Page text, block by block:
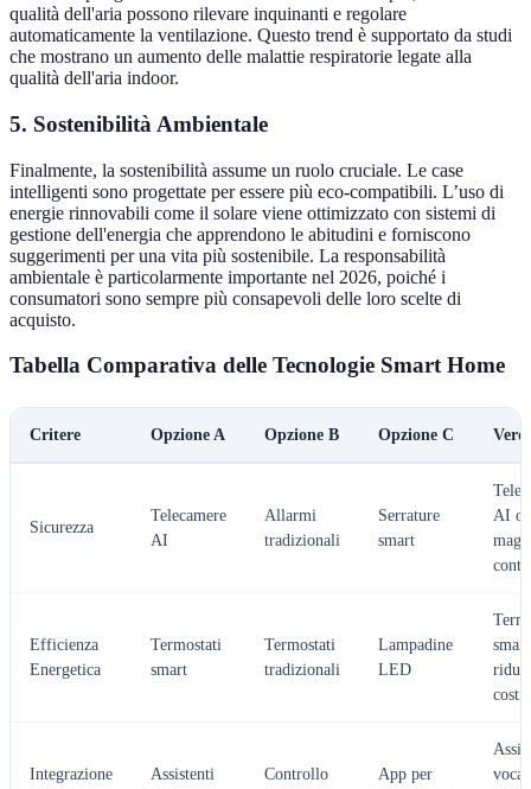
qualità dell'aria possono rilevare inquinanti e regolare
automaticamente la ventilazione. Questo trend è supportato da studi
che mostrano un aumento delle malattie respiratorie legate alla
qualità dell'aria indoor.
5. Sostenibilità Ambientale
Finalmente, la sostenibilità assume un ruolo cruciale. Le case
intelligenti sono progettate per essere più eco-compatibili. L’uso di
energie rinnovabili come il solare viene ottimizzato con sistemi di
gestione dell'energia che apprendono le abitudini e forniscono
suggerimenti per una vita più sostenibile. La responsabilità
ambientale è particolarmente importante nel 2026, poiché i
consumatori sono sempre più consapevoli delle loro scelte di
acquisto.
Tabella Comparativa delle Tecnologie Smart Home
Critere Opzione A Opzione B Opzione C
Sicurezza
Telecamere
AI
Allarmi
tradizionali
Serrature
smart
AI
Efficienza
Energetica
Termostati
smart
Termostati
tradizionali
Lampadine
LED
smart
costi
Integrazione
Assistenti
Controllo
App per